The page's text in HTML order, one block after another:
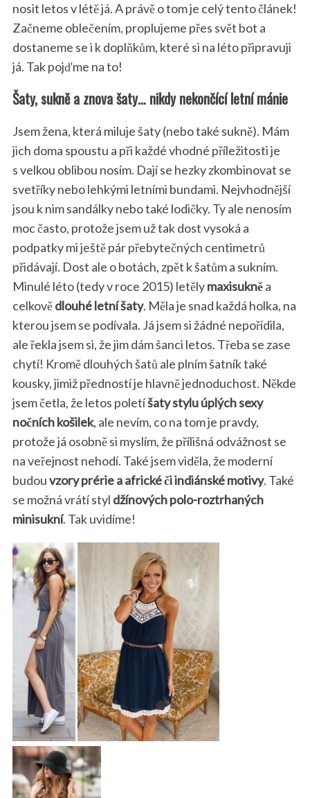
nosit letos v létě já. A právě o tom je celý tento článek!
Začneme oblečením, proplujeme přes svět bot a
dostaneme se i k doplňkům, které si na léto připravuji
já. Tak pojďme na to!
Šaty, sukně a znova šaty… nikdy nekončící letní mánie
Jsem žena, která miluje šaty (nebo také sukně). Mám
jich doma spoustu a při každé vhodné příležitosti je
s velkou oblibou nosím. Dají se hezky zkombinovat se
svetříky nebo lehkými letními bundami. Nejvhodnější
jsou k nim sandálky nebo také lodičky. Ty ale nenosím
moc často, protože jsem už tak dost vysoká a
podpatky mi ještě pár přebytečných centimetrů
přidávají. Dost ale o botách, zpět k šatům a sukním.
Minulé léto (tedy v roce 2015) letělymaxisukněa
celkovědlouhé letní šaty. Měla je snad každá holka, na
kterou jsem se podívala. Já jsem si žádné nepořídila,
ale řekla jsem si, že jim dám šanci letos. Třeba se zase
chytí! Kromě dlouhých šatů ale plním šatník také
kousky, jimiž předností je hlavně jednoduchost. Někde
jsem četla, že letos poletíšaty stylu úplých sexy
nočních košilek, ale nevím, co na tom je pravdy,
protože já osobně si myslím, že přílišná odvážnost se
na veřejnost nehodí. Také jsem viděla, že moderní
budouvzory prérie a africké či indiánské motivy. Také
se možná vrátí styl džínových polo-roztrhaných
minisukní. Tak uvidíme!